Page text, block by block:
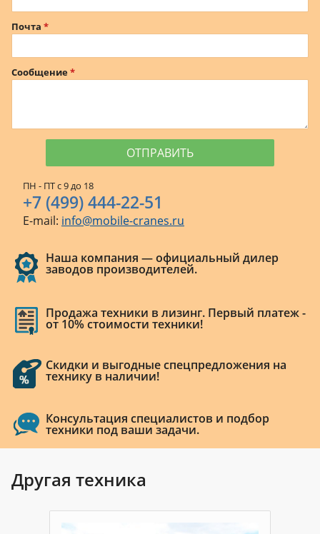
Почта
Сообщение
ПН - ПТ с 9 до 18
+7 (499) 444-22-51
E-mail: info@mobile-cranes.ru
Наша компания — официальный дилер
заводов производителей.
Продажа техники в лизинг. Первый платеж -
от 10% стоимости техники!
Скидки и выгодные спецпредложения на
технику в наличии!
Консультация специалистов и подбор
техники под ваши задачи.
Другая техника